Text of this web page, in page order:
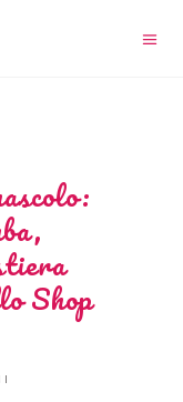
Shop